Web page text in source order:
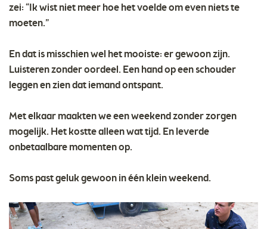
zei: “Ik wist niet meer hoe het voelde om even niets te
moeten.”
En dat is misschien wel het mooiste: er gewoon zijn.
Luisteren zonder oordeel. Een hand op een schouder
leggen en zien dat iemand ontspant.
Met elkaar maakten we een weekend zonder zorgen
mogelijk. Het kostte alleen wat tijd. En leverde
onbetaalbare momenten op.
Soms past geluk gewoon in één klein weekend.